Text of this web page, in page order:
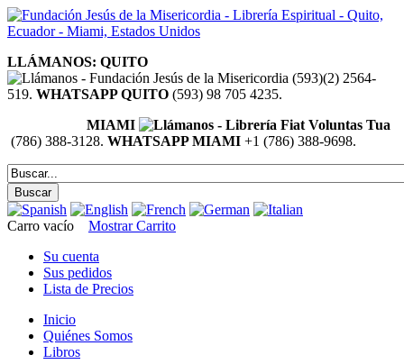
LLÁMANOS: QUITO
(593)(2) 2564-
519. WHATSAPP QUITO (593) 98 705 4235.
MIAMI
(786) 388-3128. WHATSAPP MIAMI +1 (786) 388-9698.
Carro vacío
Mostrar Carrito
Su cuenta
Sus pedidos
Lista de Precios
Inicio
Quiénes Somos
Libros